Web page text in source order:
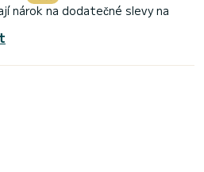
nárok na dodatečné slevy na